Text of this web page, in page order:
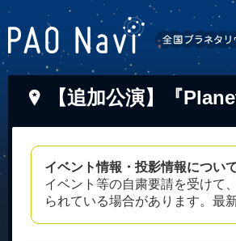
【追加公演】『
イベント情報・投影情報につい
イベント等の自粛要請を受けて
られている場合があります。最